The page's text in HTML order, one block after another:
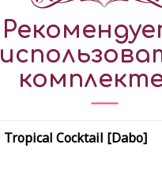
Tropical Cocktail [Dabo]